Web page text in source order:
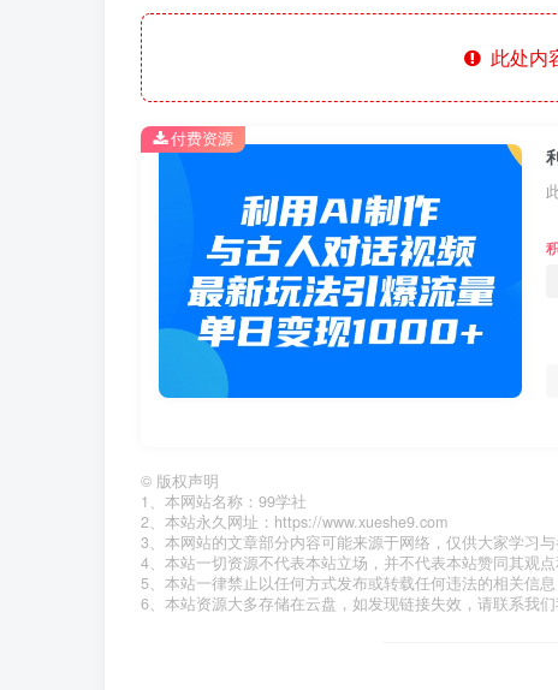
此处内
付费资源
© 版权声明
1、本网站名称：99学社
2、本站永久网址：https://www.xueshe9.com
3、本网站的文章部分内容可能来源于网络，仅供大家学习
4、本站一切资源不代表本站立场，并不代表本站赞同其观点
5、本站一律禁止以任何方式发布或转载任何违法的相关信息
6、本站资源大多存储在云盘，如发现链接失效，请联系我们